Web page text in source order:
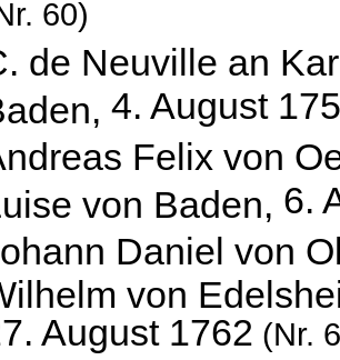
60)
de Neuville an
4. August
Felix von
von Baden, 6.
Daniel von
von
August 1762 (Nr.